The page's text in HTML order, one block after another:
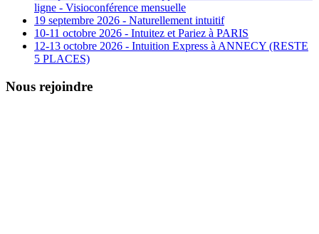
ligne - Visioconférence mensuelle
19 septembre 2026 - Naturellement intuitif
10-11 octobre 2026 - Intuitez et Pariez à PARIS
12-13 octobre 2026 - Intuition Express à ANNECY (RESTE
5 PLACES)
Nous rejoindre